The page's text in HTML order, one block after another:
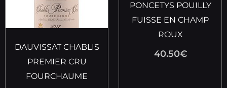
DAUVISSAT CHABLIS
PREMIER CRU
FOURCHAUME
PONCETYS POUILLY
FUISSE EN CHAMP
ROUX
40.50€